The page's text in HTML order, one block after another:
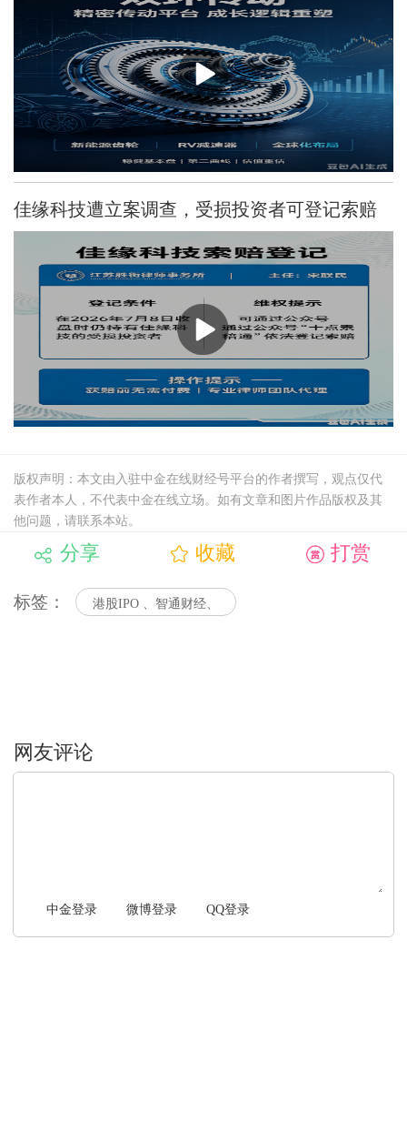
佳缘科技遭立案调查，受损投资者可登记索赔
版权声明：本文由入驻中金在线财经号平台的作者撰写，观点仅代
表作者本人，不代表中金在线立场。如有文章和图片作品版权及其
他问题，请联系本站。
分享 收藏 打赏
标签： 港股IPO 、智通财经、
中金登录 微博登录 QQ登录